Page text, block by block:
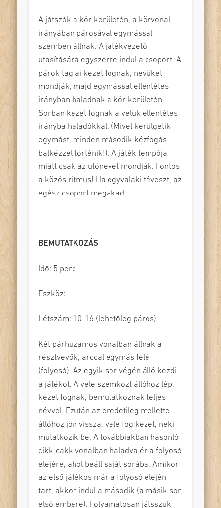
A játszók a kör kerületén, a körvonal
irányában párosával egymással
szemben állnak. A játékvezető
utasítására egyszerre indul a csoport. A
párok tagjai kezet fognak, nevüket
mondják, majd egymással ellentétes
irányban haladnak a kör kerületén.
Sorban kezet fognak a velük ellentétes
irányba haladókkal. (Mivel kerülgetik
egymást, minden második kézfogás
balkézzel történik!). A játék tempója
miatt csak az utónevet mondják. Fontos
a közös ritmus! Ha egyvalaki téveszt, az
egész csoport megakad.
BEMUTATKOZÁS
Idő: 5 perc
Eszköz: –
Létszám: 10-16 (lehetőleg páros)
Két párhuzamos vonalban állnak a
résztvevők, arccal egymás felé
(folyosó). Az egyik sor végén álló kezdi
a játékot. A vele szemközt állóhoz lép,
kezet fognak, bemutatkoznak teljes
névvel. Ezután az eredetileg mellette
állóhoz jön vissza, vele fog kezet, neki
mutatkozik be. A továbbiakban hasonló
cikk-cakk vonalban haladva ér a folyosó
elejére, ahol beáll saját sorába. Amikor
az első játékos már a folyosó elején
tart, akkor indul a második (a másik sor
első embere). Folyamatosan játsszuk